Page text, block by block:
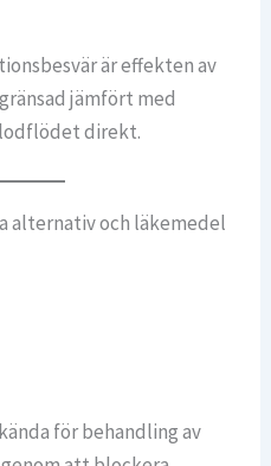
är effekten av
jämfört med
direkt.
alternativ och läkemedel
för behandling av